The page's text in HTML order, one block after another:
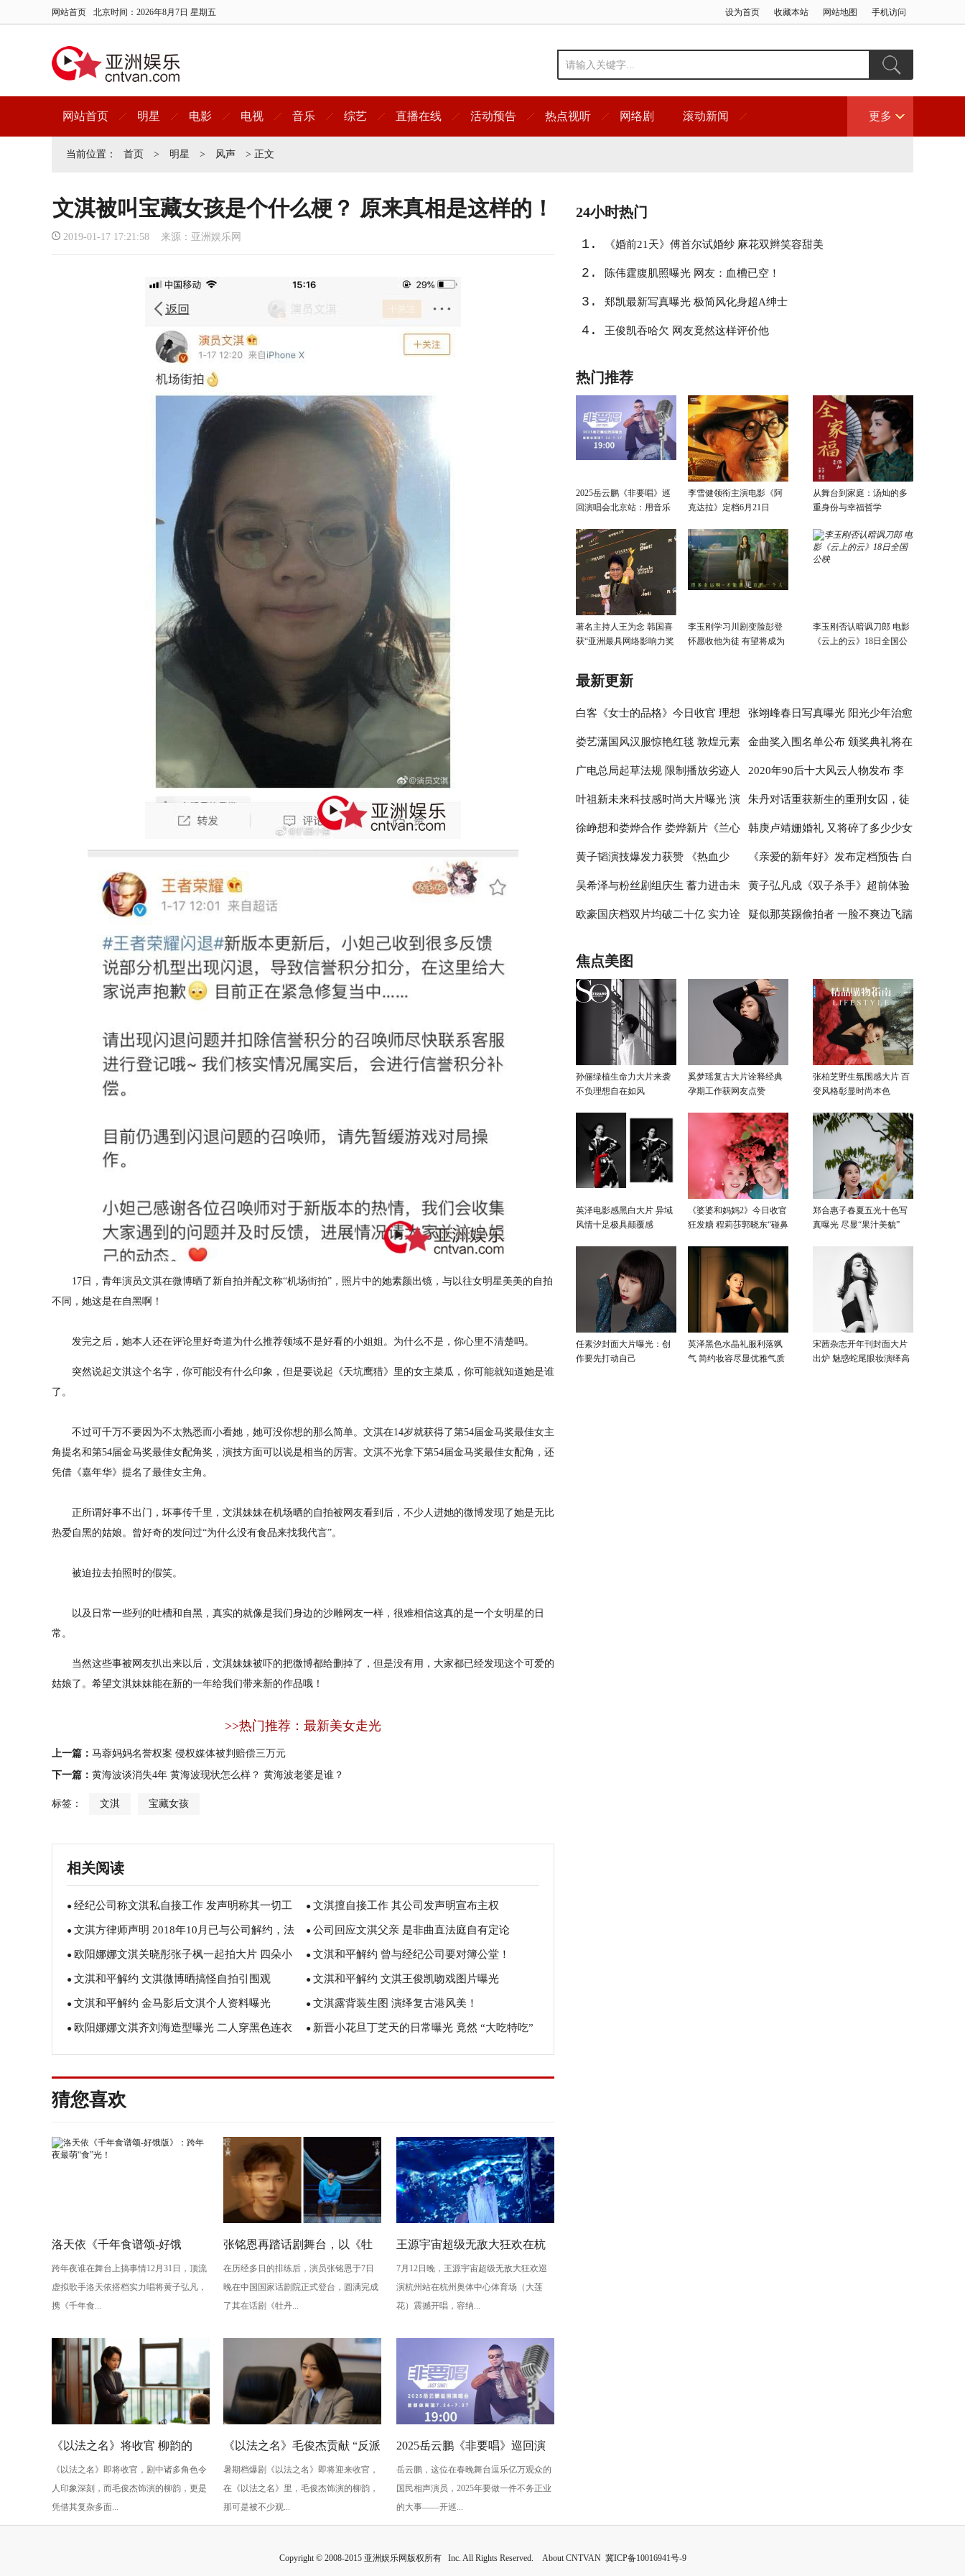
网站首页 北京时间： 2026年8月7日 星期五 设为首页 收藏本站 网站地图 手机访问
网站首页 明星 电影 电视 音乐 综艺 直播在线 活动预告 热点视听 网络剧 滚动新闻 更多
当前位置： 首页 > 明星 > 风声 > 正文
文淇被叫宝藏女孩是个什么梗？ 原来真相是这样的！
2019-01-17 17:21:58 来源：亚洲娱乐网
17日，青年演员文淇在微博晒了新自拍并配文称“机场街拍”，照片中的她素颜出镜，与以往女明星美美的自拍
不同，她这是在自黑啊！
发完之后，她本人还在评论里好奇道为什么推荐领域不是好看的小姐姐。为什么不是，你心里不清楚吗。
突然说起文淇这个名字，你可能没有什么印象，但是要说起《天坑鹰猎》里的女主菜瓜，你可能就知道她是谁
了。
不过可千万不要因为不太熟悉而小看她，她可没你想的那么简单。文淇在14岁就获得了第54届金马奖最佳女主
角提名和第54届金马奖最佳女配角奖，演技方面可以说是相当的厉害。文淇不光拿下第54届金马奖最佳女配角，还
凭借《嘉年华》提名了最佳女主角。
正所谓好事不出门，坏事传千里，文淇妹妹在机场晒的自拍被网友看到后，不少人进她的微博发现了她是无比
热爱自黑的姑娘。曾好奇的发问过“为什么没有食品来找我代言”。
被迫拉去拍照时的假笑。
以及日常一些列的吐槽和自黑，真实的就像是我们身边的沙雕网友一样，很难相信这真的是一个女明星的日
常。
当然这些事被网友扒出来以后，文淇妹妹被吓的把微博都给删掉了，但是没有用，大家都已经发现这个可爱的
姑娘了。希望文淇妹妹能在新的一年给我们带来新的作品哦！
>>热门推荐：最新美女走光
上一篇： 马蓉妈妈名誉权案 侵权媒体被判赔偿三万元
下一篇： 黄海波谈消失4年 黄海波现状怎么样？ 黄海波老婆是谁？
标签： 文淇 宝藏女孩
相关阅读
● 经纪公司称文淇私自接工作 发声明称其一切工
作应征得公司同意
● 文淇擅自接工作 其公司发声明宣布主权
● 文淇方律师声明 2018年10月已与公司解约，法
院已立案
● 公司回应文淇父亲 是非曲直法庭自有定论
● 欧阳娜娜文淇关晓彤张子枫一起拍大片 四朵小
花各具魅力
● 文淇和平解约 曾与经纪公司要对簿公堂！
● 文淇和平解约 文淇微博晒搞怪自拍引围观 ● 文淇和平解约 文淇王俊凯吻戏图片曝光
● 文淇和平解约 金马影后文淇个人资料曝光 ● 文淇露背装生图 演绎复古港风美！
● 欧阳娜娜文淇齐刘海造型曝光 二人穿黑色连衣
裙合拍大片
● 新晋小花旦丁芝天的日常曝光 竟然 “大吃特吃”
猜您喜欢
洛天依《千年食谱颂-好饿
版》：跨年夜最萌“食”光！
跨年夜谁在舞台上搞事情12月31日，顶流
虚拟歌手洛天依搭档实力唱将黄子弘凡，
携《千年食...
张铭恩再踏话剧舞台，以《牡
丹亭上三生路》续写古典深
情，全新演绎“柳梦梅”至情至
在历经多日的排练后，演员张铭恩于7日
晚在中国国家话剧院正式登台，圆满完成
了其在话剧《牡丹...
王源宇宙超级无敌大狂欢在杭
州开唱 用心细节诠释双向奔赴
的爱
7月12日晚，王源宇宙超级无敌大狂欢巡
演杭州站在杭州奥体中心体育场（大莲
花）震撼开唱，容纳...
《以法之名》将收官 柳韵的
“蠢” 让毛俊杰重回巅峰
《以法之名》即将收官，剧中诸多角色令
人印象深刻，而毛俊杰饰演的柳韵，更是
凭借其复杂多面...
《以法之名》毛俊杰贡献 “反派
级” 演技？柳韵的 “蠢” 是表演
的胜利！
暑期档爆剧《以法之名》即将迎来收官，
在《以法之名》里，毛俊杰饰演的柳韵，
那可是被不少观...
2025岳云鹏《非要唱》巡回演
唱会北京站：用音乐讲最朴素
的真心话
岳云鹏，这位在春晚舞台逗乐亿万观众的
国民相声演员，2025年要做一件不务正业
的大事——开巡...
24小时热门
1. 《婚前21天》傅首尔试婚纱 麻花双辫笑容甜美
2. 陈伟霆腹肌照曝光 网友：血槽已空！
3. 郑凯最新写真曝光 极简风化身超A绅士
4. 王俊凯吞哈欠 网友竟然这样评价他
热门推荐
2025岳云鹏《非要唱》巡
回演唱会北京站：用音乐
李雪健领衔主演电影《阿
克达拉》定档6月21日
从舞台到家庭：汤灿的多
重身份与幸福哲学
著名主持人王为念 韩国喜
获“亚洲最具网络影响力奖
李玉刚学习川剧变脸彭登
怀愿收他为徒 有望将成为
李玉刚否认暗讽刀郎 电影
《云上的云》18日全国公
最新更新
白客《女士的品格》今日收官 理想
伴侣程梁温暖治愈
张翊峰春日写真曝光 阳光少年治愈
感满满
娄艺潇国风汉服惊艳红毯 敦煌元素
彰显时尚包容性
金曲奖入围名单公布 颁奖典礼将在
台北小巨蛋举行
广电总局起草法规 限制播放劣迹人
员参与的节目
2020年90后十大风云人物发布 李
子柒居首李佳琦辛有志纷纷入围
叶祖新未来科技感时尚大片曝光 演
绎春日太阳男神
朱丹对话重获新生的重刑女囚，徒
步20公里亲历深山医疗
徐峥想和娄烨合作 娄烨新片《兰心
大剧院》却宣布撤档
韩庚卢靖姗婚礼 又将碎了多少少女
的心
黄子韬演技爆发力获赞 《热血少
年》收官在即
《亲爱的新年好》发布定档预告 白
百何张子枫温馨约定跨年公映
吴希泽与粉丝剧组庆生 蓄力进击未
来可期
黄子弘凡成《双子杀手》超前体验
官 出席首映红毯推广电影革新
欧豪国庆档双片均破二十亿 实力诠 疑似那英踢偷拍者 一脸不爽边飞踹
焦点美图
孙俪绿植生命力大片来袭
不负理想自在如风
奚梦瑶复古大片诠释经典
孕期工作获网友点赞
张柏芝野生氛围感大片 百
变风格彰显时尚本色
英泽电影感黑白大片 异域
风情十足极具颠覆感
《婆婆和妈妈2》今日收官
狂发糖 程莉莎郭晓东“碰鼻
郑合惠子春夏五光十色写
真曝光 尽显“果汁美貌”
任素汐封面大片曝光：创
作要先打动自己
英泽黑色水晶礼服利落飒
气 简约妆容尽显优雅气质
宋茜杂志开年刊封面大片
出炉 魅惑蛇尾眼妆演绎高
Copyright © 2008-2015 亚洲娱乐网版权所有 Inc. All Rights Reserved. About CNTVAN 冀ICP备10016941号-9